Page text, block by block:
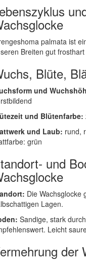
palmata ist
Breiten gut
Blüte,
und
und Blütenfarbe:
und Laub: rund,
grün
und
Die Wachsglocke
Lagen.
Sandige, stark
Leicht
der